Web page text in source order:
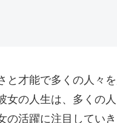
と才能で多くの人々
女の人生は、多くの
の活躍に注目していき